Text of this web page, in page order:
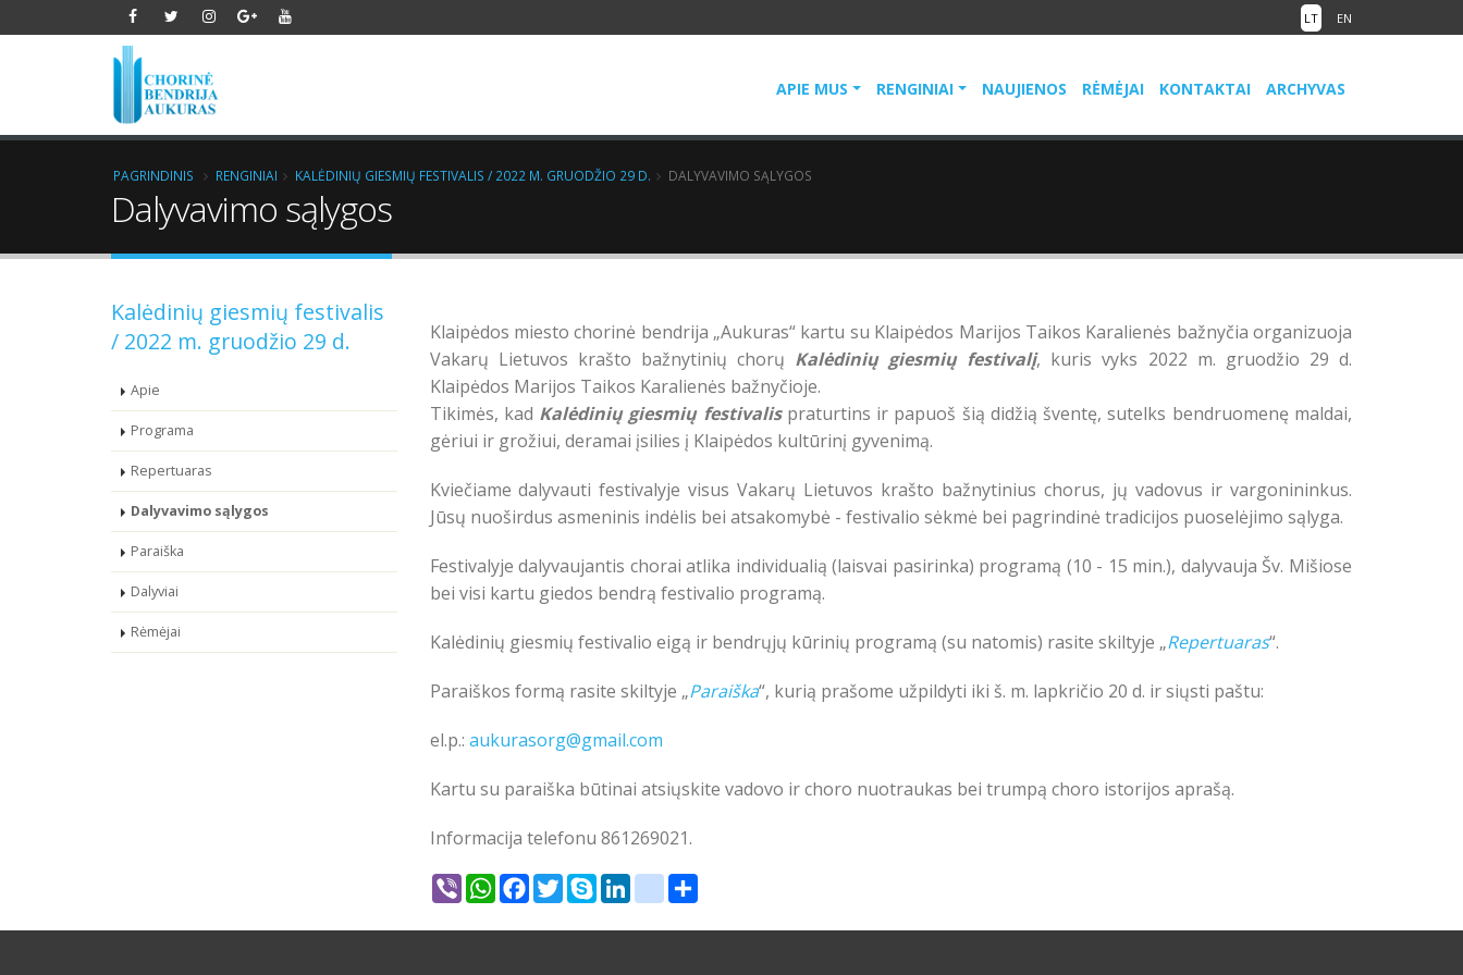
LT EN
APIE MUS RENGINIAI NAUJIENOS RĖMĖJAI KONTAKTAI ARCHYVAS
PAGRINDINIS RENGINIAI KALĖDINIŲ GIESMIŲ FESTIVALIS / 2022 M. GRUODŽIO 29 D. DALYVAVIMO SĄLYGOS
Dalyvavimo sąlygos
Kalėdinių giesmių festivalis
/ 2022 m. gruodžio 29 d.
Apie
Programa
Repertuaras
Dalyvavimo sąlygos
Paraiška
Dalyviai
Rėmėjai
Klaipėdos miesto chorinė bendrija „Aukuras“ kartu su Klaipėdos Marijos Taikos Karalienės bažnyčia organizuoja
Vakarų Lietuvos krašto bažnytinių chorų Kalėdinių giesmių festivalį, kuris vyks 2022 m. gruodžio 29 d.
Klaipėdos Marijos Taikos Karalienės bažnyčioje.
Tikimės, kad Kalėdinių giesmių festivalispraturtins ir papuoš šią didžią šventę, sutelks bendruomenę maldai,
gėriui ir grožiui, deramai įsilies į Klaipėdos kultūrinį gyvenimą.
Kviečiame dalyvauti festivalyje visus Vakarų Lietuvos krašto bažnytinius chorus, jų vadovus ir vargonininkus.
Jūsų nuoširdus asmeninis indėlis bei atsakomybė - festivalio sėkmė bei pagrindinė tradicijos puoselėjimo sąlyga.
Festivalyje dalyvaujantis chorai atlika individualią (laisvai pasirinka) programą (10 - 15 min.), dalyvauja Šv. Mišiose
bei visi kartu giedos bendrą festivalio programą.
Kalėdinių giesmių festivalio eigą ir bendrųjų kūrinių programą (su natomis) rasite skiltyje „Repertuaras“.
Paraiškos formą rasite skiltyje „Paraiška“, kurią prašome užpildyti iki š. m. lapkričio 20 d. ir siųsti paštu:
el.p.: aukurasorg@gmail.com
Kartu su paraiška būtinai atsiųskite vadovo ir choro nuotraukas bei trumpą choro istorijos aprašą.
Informacija telefonu 861269021.
ViberWhatsAppFacebook
TwitterSkypeLinkedIngoogle_bookmarks
Share